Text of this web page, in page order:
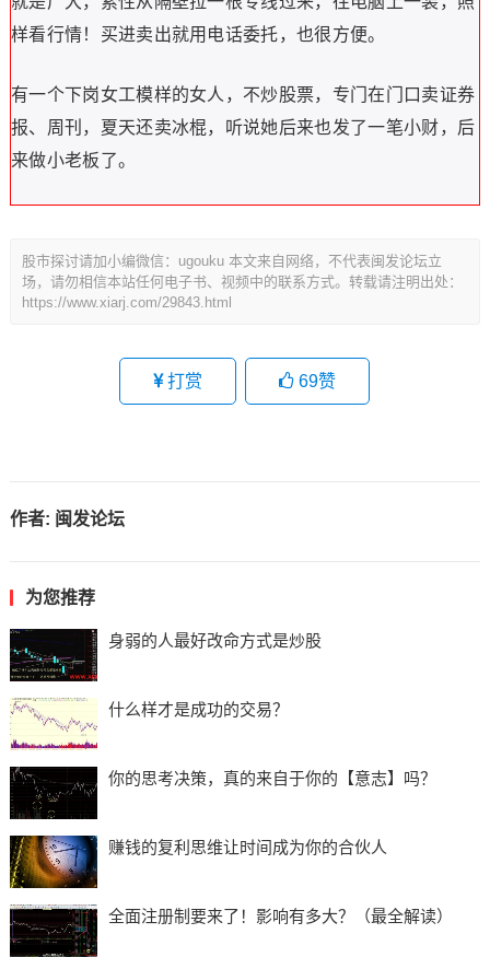
样看行情！买进卖出就用电话委托，也很方便。
有一个下岗女工模样的女人，不炒股票，专门在门口卖证券
报、周刊，夏天还卖冰棍，听说她后来也发了一笔小财，后
来做小老板了。
股市探讨请加小编微信：ugouku 本文来自网络，不代表闽发论坛立
场，请勿相信本站任何电子书、视频中的联系方式。转载请注明出处：
https://www.xiarj.com/29843.html
打赏 69赞
作者: 闽发论坛
为您推荐
身弱的人最好改命方式是炒股
什么样才是成功的交易？
你的思考决策，真的来自于你的【意志】吗？
赚钱的复利思维让时间成为你的合伙人
全面注册制要来了！影响有多大？（最全解读）